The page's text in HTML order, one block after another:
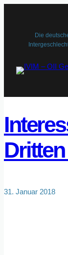
Die
31. Januar 2018